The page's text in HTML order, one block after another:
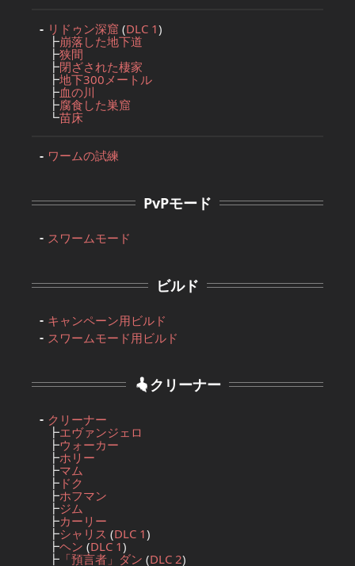
リドゥン深窟 (DLC 1)
┣崩落した地下道
┣狭間
┣閉ざされた棲家
┣地下300メートル
┣血の川
┣腐食した巣窟
┗苗床
ワームの試練
PvPモード
スワームモード
ビルド
キャンペーン用ビルド
スワームモード用ビルド
クリーナー
クリーナー
┣エヴァンジェロ
┣ウォーカー
┣ホリー
┣マム
┣ ドク
┣ホフマン
┣ジム
┣カーリー
┣シャリス (DLC 1)
┣ヘン (DLC 1)
┣ 「預言者」ダン (DLC 2)